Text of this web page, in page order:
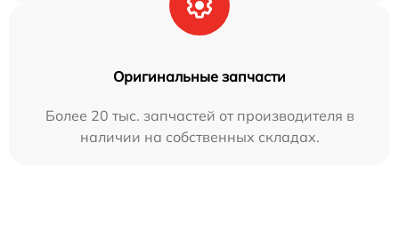
Оригинальные запчасти
Более 20 тыс. запчастей от производителя в
наличии на собственных складах.